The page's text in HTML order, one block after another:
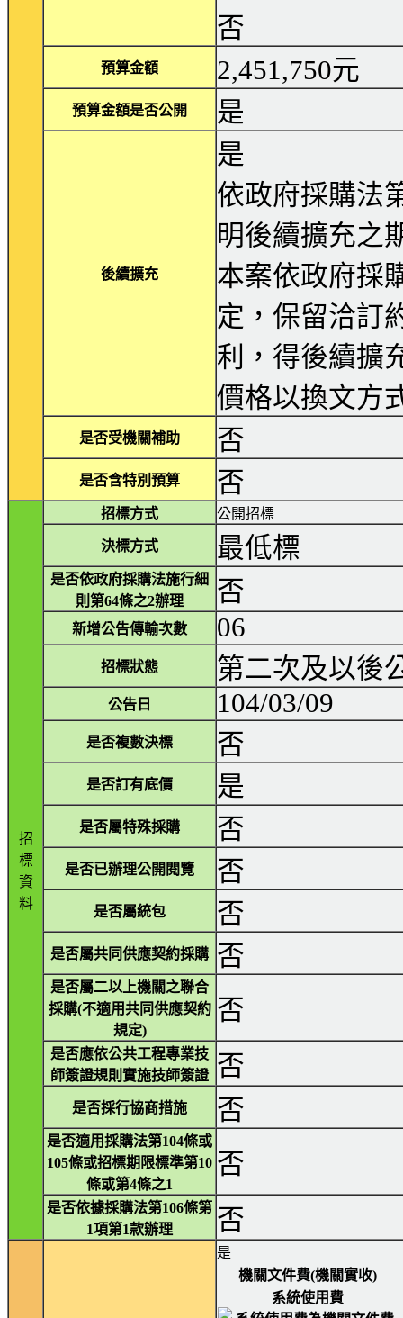
否
預算金額 2,451,750元
預算金額是否公開 是
後續擴充
是
依政府採購法
明後續擴充之
本案依政府採
定，保留洽訂
利，得後續擴
價格以換文方
是否受機關補助 否
是否含特別預算 否
招
標
資
料
招標方式 公開招標
決標方式 最低標
是否依政府採購法施行細
則第64條之2辦理
否
新增公告傳輸次數 06
招標狀態 第二次及以後
公告日 104/03/09
是否複數決標 否
是否訂有底價 是
是否屬特殊採購 否
是否已辦理公開閱覽 否
是否屬統包 否
是否屬共同供應契約採購 否
是否屬二以上機關之聯合
採購(不適用共同供應契約
規定)
否
是否應依公共工程專業技
師簽證規則實施技師簽證 否
是否採行協商措施 否
是否適用採購法第104條或
105條或招標期限標準第10
條或第4條之1
否
是否依據採購法第106條第
1項第1款辦理
否
是
機關文件費(機關實收)
系統使用費